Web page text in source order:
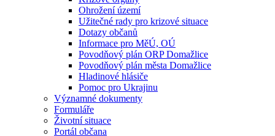
Ohrožení území
Užitečné rady pro krizové situace
Dotazy občanů
Informace pro MěÚ, OÚ
Povodňový plán ORP Domažlice
Povodňový plán města Domažlice
Hladinové hlásiče
Pomoc pro Ukrajinu
Významné dokumenty
Formuláře
Životní situace
Portál občana